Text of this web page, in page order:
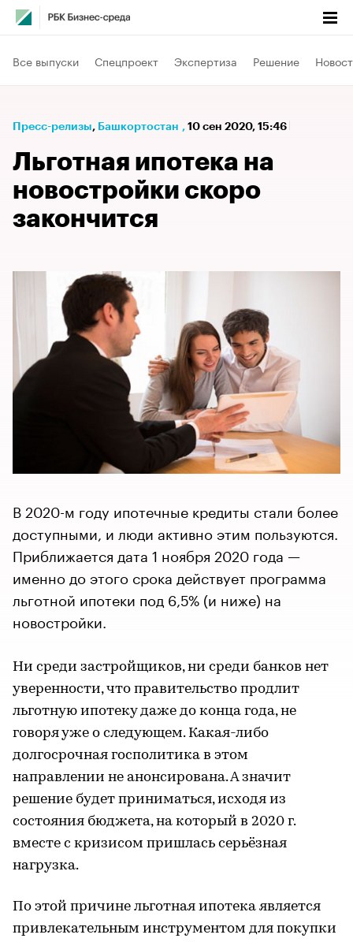
Все выпуски Спецпроект Экспертиза Решение
Пресс-релизы⁠, Башкортостан , 10 сен 2020, 15:46
Льготная ипотека на
новостройки скоро
закончится
В 2020-м году ипотечные кредиты стали более
доступными, и люди активно этим пользуются.
Приближается дата 1 ноября 2020 года —
именно до этого срока действует программа
льготной ипотеки под 6,5% (и ниже) на
новостройки.
Ни среди застройщиков, ни среди банков нет
уверенности, что правительство продлит
льготную ипотеку даже до конца года, не
говоря уже о следующем. Какая-либо
долгосрочная госполитика в этом
направлении не анонсирована. А значит
решение будет приниматься, исходя из
состояния бюджета, на который в 2020 г.
вместе с кризисом пришлась серьёзная
нагрузка.
По этой причине льготная ипотека является
привлекательным инструментом для покупки